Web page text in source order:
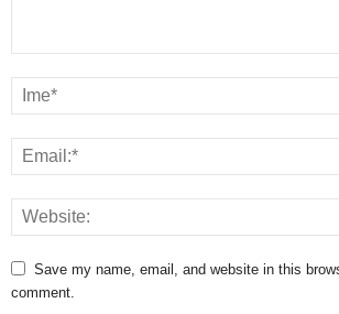
Save my name, email, and website in this
comment.